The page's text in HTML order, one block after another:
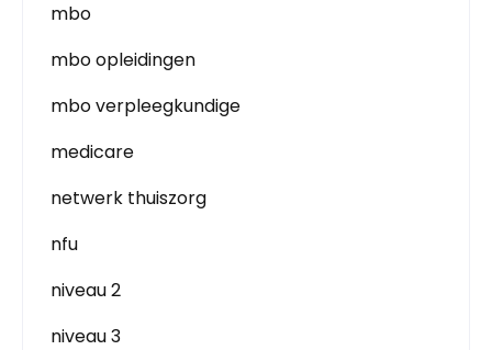
mbo
mbo opleidingen
mbo verpleegkundige
medicare
netwerk thuiszorg
nfu
niveau 2
niveau 3